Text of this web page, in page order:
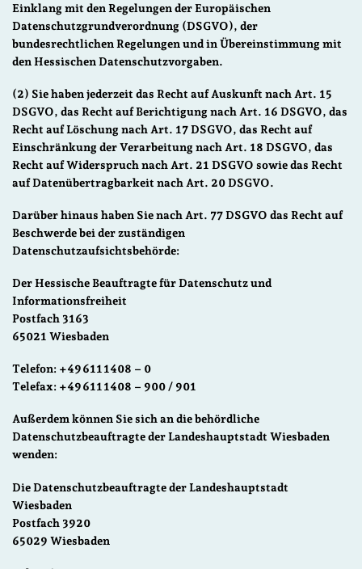
Einklang mit den Regelungen der Europäischen
Datenschutzgrundverordnung (DSGVO), der
bundesrechtlichen Regelungen und in Übereinstimmung mit
den Hessischen Datenschutzvorgaben.
(2) Sie haben jederzeit das Recht auf Auskunft nach Art. 15
DSGVO, das Recht auf Berichtigung nach Art. 16 DSGVO, das
Recht auf Löschung nach Art. 17 DSGVO, das Recht auf
Einschränkung der Verarbeitung nach Art. 18 DSGVO, das
Recht auf Widerspruch nach Art. 21 DSGVO sowie das Recht
auf Datenübertragbarkeit nach Art. 20 DSGVO.
Darüber hinaus haben Sie nach Art. 77 DSGVO das Recht auf
Beschwerde bei der zuständigen
Datenschutzaufsichtsbehörde:
Der Hessische Beauftragte für Datenschutz und
Informationsfreiheit
Postfach 3163
65021 Wiesbaden
Telefon: +49 611 1408 – 0
Telefax: +49 611 1408 – 900 / 901
Außerdem können Sie sich an die behördliche
Datenschutzbeauftragte der Landeshauptstadt Wiesbaden
wenden:
Die Datenschutzbeauftragte der Landeshauptstadt
Wiesbaden
Postfach 3920
65029 Wiesbaden